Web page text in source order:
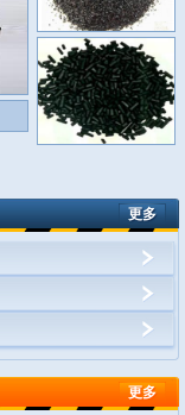
更多
更多